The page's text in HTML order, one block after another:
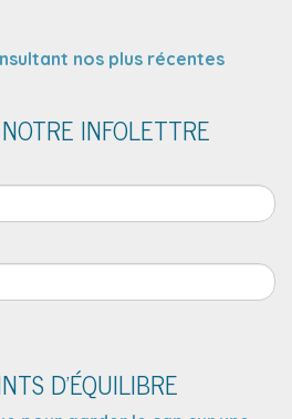
nos plus récentes
INFOLETTRE
D’ÉQUILIBRE